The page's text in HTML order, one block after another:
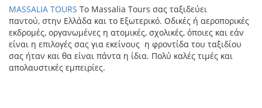
MASSALIA TOURS Το Massalia Tours σας ταξιδεύει
παντού, στην Ελλάδα και το Εξωτερικό. Οδικές ή αεροπορικές
εκδρομές, οργανωμένες η ατομικές, σχολικές, όποιες και εάν
είναι η επιλογές σας για εκείνους η φροντίδα του ταξιδίου
σας ήταν και θα είναι πάντα η ίδια. Πολύ καλές τιμές και
απολαυστικές εμπειρίες.